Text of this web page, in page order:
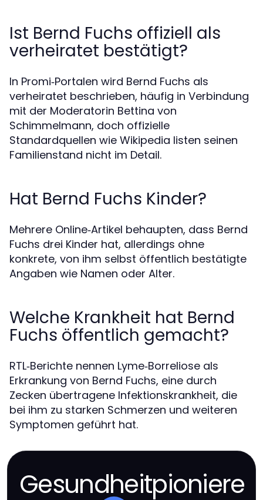
Ist Bernd Fuchs offiziell als
verheiratet bestätigt?
In Promi‑Portalen wird Bernd Fuchs als
verheiratet beschrieben, häufig in Verbindung
mit der Moderatorin Bettina von
Schimmelmann, doch offizielle
Standardquellen wie Wikipedia listen seinen
Familienstand nicht im Detail.
Hat Bernd Fuchs Kinder?
Mehrere Online‑Artikel behaupten, dass Bernd
Fuchs drei Kinder hat, allerdings ohne
konkrete, von ihm selbst öffentlich bestätigte
Angaben wie Namen oder Alter.
Welche Krankheit hat Bernd
Fuchs öffentlich gemacht?
RTL‑Berichte nennen Lyme‑Borreliose als
Erkrankung von Bernd Fuchs, eine durch
Zecken übertragene Infektionskrankheit, die
bei ihm zu starken Schmerzen und weiteren
Symptomen geführt hat.
Gesundheitpioniere